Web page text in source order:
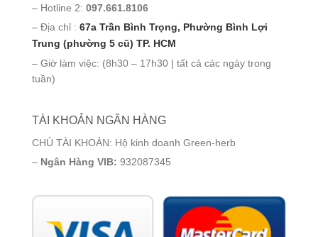
– Hotline 2: 097.661.8106
– Địa chỉ : 67a Trần Bình Trọng, Phường Bình Lợi
Trung (phường 5 cũ) TP. HCM
– Giờ làm việc: (8h30 – 17h30 | tất cả các ngày trong
tuần)
TÀI KHOẢN NGÂN HÀNG
CHỦ TÀI KHOẢN: Hộ kinh doanh Green-herb
– Ngân Hàng VIB: 932087345